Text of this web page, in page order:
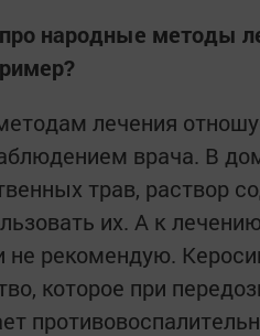
народные методы
лечения
врача. В
трав, раствор
их. А к
не рекомендую.
которое при